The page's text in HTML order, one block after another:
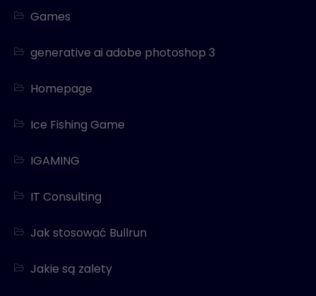
Games
generative ai adobe photoshop 3
Homepage
Ice Fishing Game
IGAMING
IT Consulting
Jak stosować Bullrun
Jakie są zalety